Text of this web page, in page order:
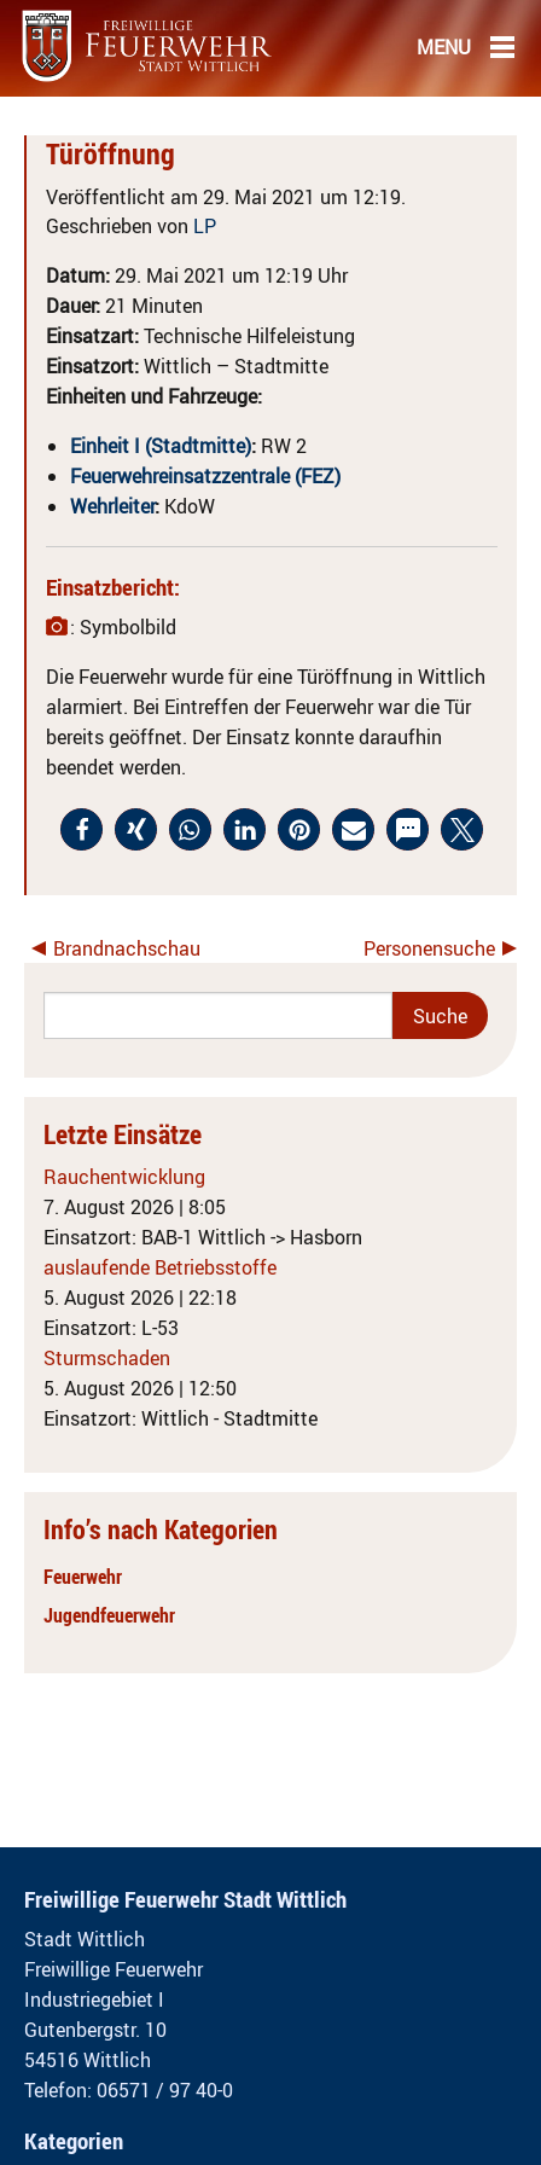
Türöffnung
Veröffentlicht am 29. Mai 2021 um 12:19.
Geschrieben von LP
Datum:29. Mai 2021 um 12:19 Uhr
Dauer:21 Minuten
Einsatzart:Technische Hilfeleistung
Einsatzort:Wittlich – Stadtmitte
Einheiten und Fahrzeuge:
Einheit I (Stadtmitte): RW 2
Feuerwehreinsatzzentrale (FEZ)
Wehrleiter: KdoW
Einsatzbericht:
: Symbolbild
Die Feuerwehr wurde für eine Türöffnung in Wittlich
alarmiert. Bei Eintreffen der Feuerwehr war die Tür
bereits geöffnet. Der Einsatz konnte daraufhin
beendet werden.
Brandnachschau Personensuche
Letzte Einsätze
Rauchentwicklung
7. August 2026 | 8:05
Einsatzort: BAB-1 Wittlich -> Hasborn
auslaufende Betriebsstoffe
5. August 2026 | 22:18
Einsatzort: L-53
Sturmschaden
5. August 2026 | 12:50
Einsatzort: Wittlich - Stadtmitte
Info’s nach Kategorien
Feuerwehr
Jugendfeuerwehr
Freiwillige Feuerwehr Stadt Wittlich
Stadt Wittlich
Freiwillige Feuerwehr
Industriegebiet I
Gutenbergstr. 10
54516 Wittlich
Telefon: 06571 / 97 40-0
Kategorien